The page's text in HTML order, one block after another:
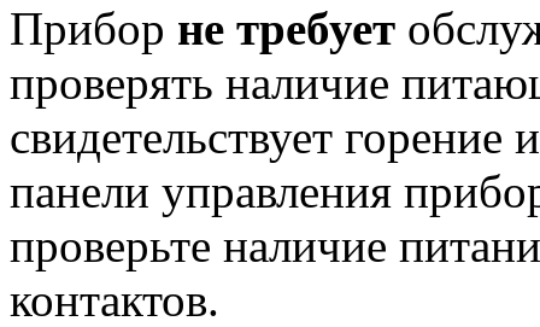
Прибор не требует
проверять наличие
свидетельствует
панели управления
проверьте наличие
контактов.